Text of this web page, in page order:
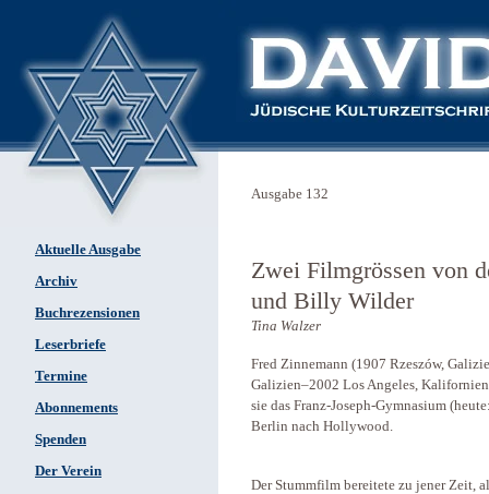
Aktuelle Ausgabe
Archiv
Buchrezensionen
Leserbriefe
Termine
Abonnements
Spenden
Der Verein
Ausgabe 132
Zwei Filmgrössen von
und Billy Wilder
Tina Walzer
Fred Zinnemann (1907 Rzeszów,
Galizien–2002 Los Angeles,
sie das Franz-Joseph-Gymnasium
Berlin nach Hollywood.
Der Stummfilm bereitete zu jener Zeit,